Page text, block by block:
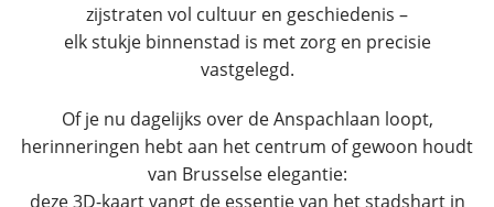
zijstraten vol cultuur en geschiedenis –
elk stukje binnenstad is met zorg en precisie
vastgelegd.
Of je nu dagelijks over de Anspachlaan loopt,
herinneringen hebt aan het centrum of gewoon houdt
van Brusselse elegantie:
deze 3D-kaart vangt de essentie van het stadshart in